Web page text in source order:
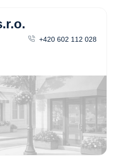
+420 602 112 028